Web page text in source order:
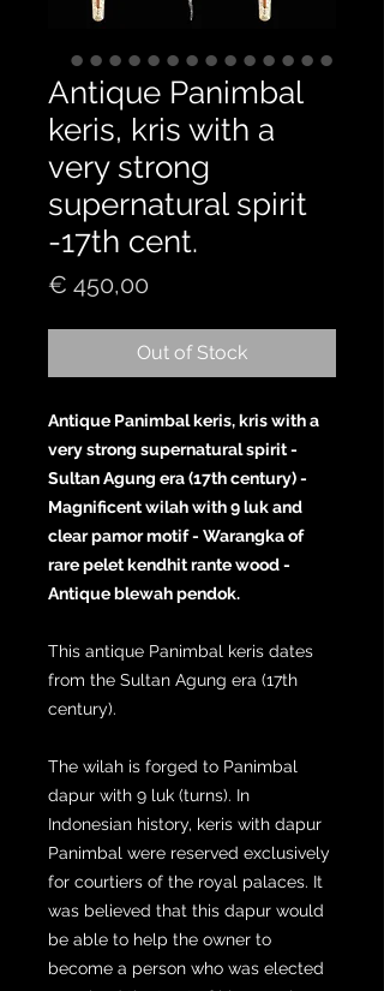
Antique Panimbal
keris, kris with a
very strong
supernatural spirit
-17th cent.
€ 450,00
Out of Stock
Antique Panimbal keris, kris with a
very strong supernatural spirit -
Sultan Agung era (17th century) -
Magnificent wilah with 9 luk and
clear pamor motif - Warangka of
rare pelet kendhit rante wood -
Antique blewah pendok.
This antique Panimbal keris dates
from the Sultan Agung era (17th
century).
The wilah is forged to Panimbal
dapur with 9 luk (turns). In
Indonesian history, keris with dapur
Panimbal were reserved exclusively
for courtiers of the royal palaces. It
was believed that this dapur would
be able to help the owner to
become a person who was elected